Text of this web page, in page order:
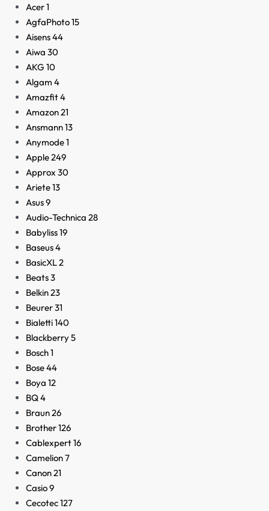
Acer1
AgfaPhoto15
Aisens44
Aiwa 30
AKG 10
Algam 4
Amazfit4
Amazon21
Ansmann13
Anymode1
Apple249
Approx 30
Ariete13
Asus9
Audio-Technica 28
Babyliss19
Baseus4
BasicXL2
Beats3
Belkin23
Beurer31
Bialetti140
Blackberry5
Bosch1
Bose44
Boya 12
BQ4
Braun26
Brother126
Cablexpert16
Camelion7
Canon21
Casio9
Cecotec127